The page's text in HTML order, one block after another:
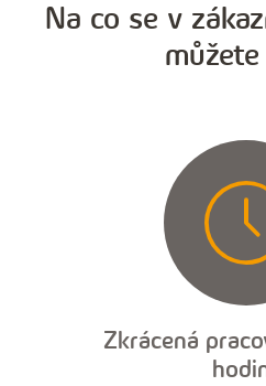
Na co se v
Zkrácená